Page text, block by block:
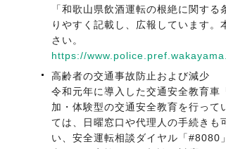
「和歌山県飲酒運転の根絶に関す
りやすく記載し、広報しています
さい。
https://
高齢者の交通事故防止および減少
令和元年に導入した交通安全教育車
加・体験型の交通安全教育を行っ
ては、日曜窓口や代理人の手続き
い、安全運転相談ダイヤル「#8080